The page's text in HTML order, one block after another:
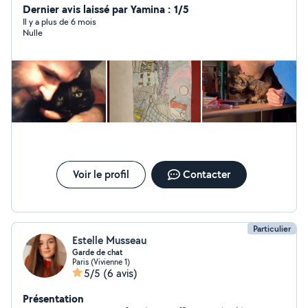
Dernier avis laissé par Yamina : 1/5
Il y a plus de 6 mois
Nulle
Voir le profil Contacter
Particulier
Estelle Musseau
Garde de chat
Paris (Vivienne 1)
5/5 (6 avis)
Présentation